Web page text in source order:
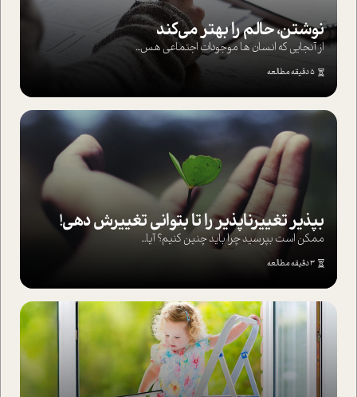
نوشتن، حالم را بهتر می‌کند
از آنجایی که انسان ها موجودات اجتماعی هس...
5 دقیقه مطالعه
بپذير تغييرناپذير را تا بتواني تغييرش دهي!‏
ممکن است بپرسيد چرا بايد چنين کنيم؟ آيا...
3 دقیقه مطالعه